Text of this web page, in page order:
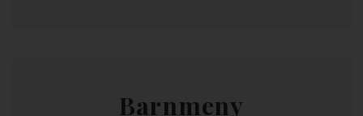
Barnmeny